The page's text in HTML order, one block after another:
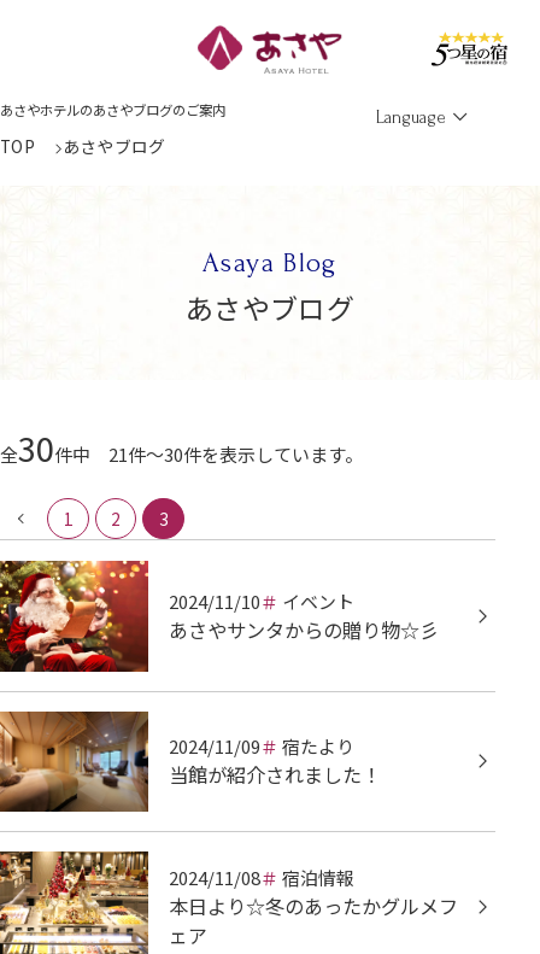
あさやホテルのあさやブログのご案内 Language
TOP あさやブログ
Asaya Blog
あさやブログ
全30件中 21件～30件を表示しています。
1 2 3
2024/11/10 イベント
あさやサンタからの贈り物☆彡
2024/11/09 宿たより
当館が紹介されました！
2024/11/08 宿泊情報
本日より☆冬のあったかグルメフ
ェア